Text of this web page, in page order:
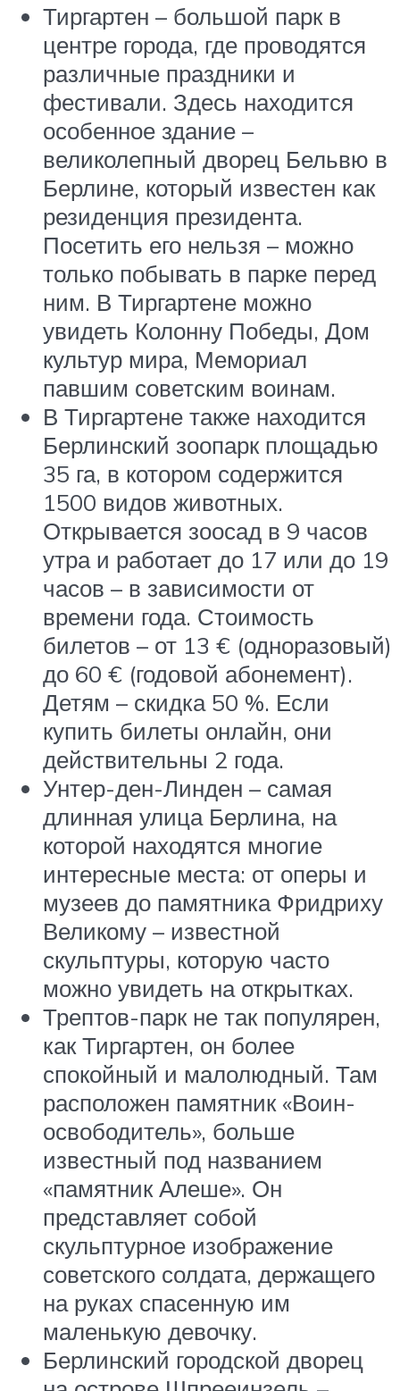
Тиргартен – большой парк в
центре города, где проводятся
различные праздники и
фестивали. Здесь находится
особенное здание –
великолепный дворец Бельвю в
Берлине, который известен как
резиденция президента.
Посетить его нельзя – можно
только побывать в парке перед
ним. В Тиргартене можно
увидеть Колонну Победы, Дом
культур мира, Мемориал
павшим советским воинам.
В Тиргартене также находится
Берлинский зоопарк площадью
35 га, в котором содержится
1500 видов животных.
Открывается зоосад в 9 часов
утра и работает до 17 или до 19
часов – в зависимости от
времени года. Стоимость
билетов – от 13 € (одноразовый)
до 60 € (годовой абонемент).
Детям – скидка 50 %. Если
купить билеты онлайн, они
действительны 2 года.
Унтер-ден-Линден – самая
длинная улица Берлина, на
которой находятся многие
интересные места: от оперы и
музеев до памятника Фридриху
Великому – известной
скульптуры, которую часто
можно увидеть на открытках.
Трептов-парк не так популярен,
как Тиргартен, он более
спокойный и малолюдный. Там
расположен памятник «Воин-
освободитель», больше
известный под названием
«памятник Алеше». Он
представляет собой
скульптурное изображение
советского солдата, держащего
на руках спасенную им
маленькую девочку.
Берлинский городской дворец